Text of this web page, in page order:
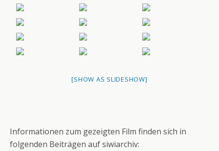
[SHOW AS SLIDESHOW]
Informationen zum gezeigten Film finden sich in
folgenden Beiträgen auf siwiarchiv: